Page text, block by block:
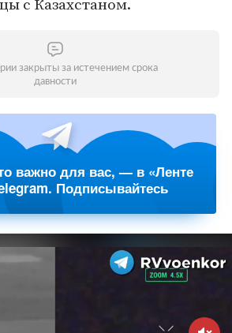
закрыты за истечением срока
давности
важно для вас, — в «Ленте
Подписывайтесь